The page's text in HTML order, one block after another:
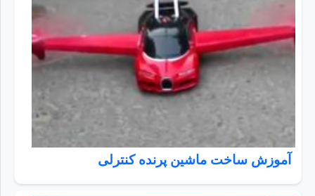
آموزش ساخت ماشین پرنده کنترلی